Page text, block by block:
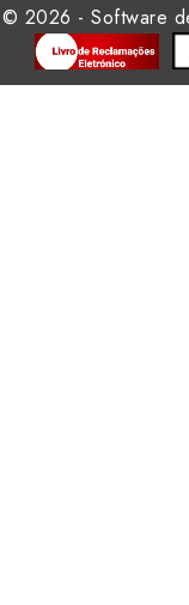
© 2026 - Software